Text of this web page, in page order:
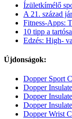
Ízületkímélő
A 21. század
Fitness-Apps:
10 tipp a
Edzés: High-
Újdonságok:
Dopper Sport
Dopper
Dopper
Dopper
Dopper Wrist